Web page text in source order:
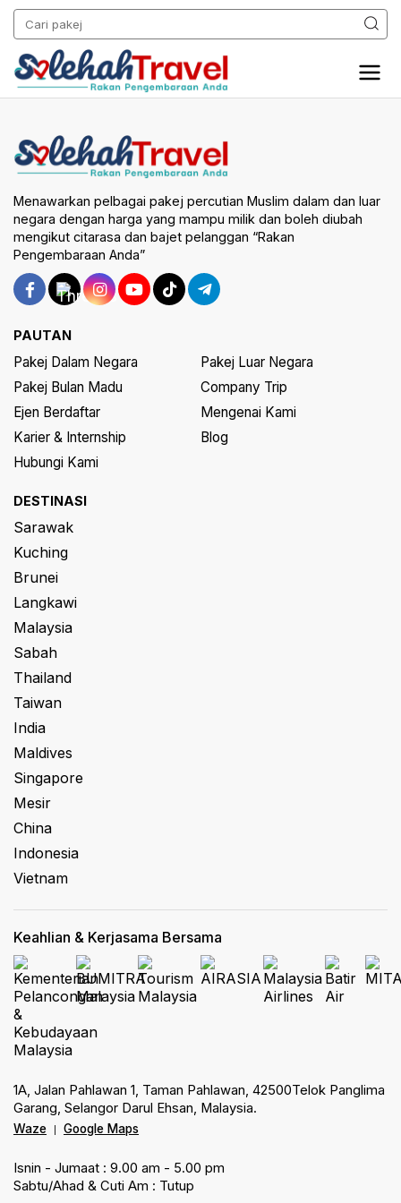
Menawarkan pelbagai pakej percutian Muslim dalam dan luar
negara dengan harga yang mampu milik dan boleh diubah
mengikut citarasa dan bajet pelanggan “Rakan
Pengembaraan Anda”
PAUTAN
Pakej Dalam Negara
Pakej Luar Negara
Pakej Bulan Madu
Company Trip
Ejen Berdaftar
Mengenai Kami
Karier & Internship
Blog
Hubungi Kami
DESTINASI
Sarawak
Kuching
Brunei
Langkawi
Malaysia
Sabah
Thailand
Taiwan
India
Maldives
Singapore
Mesir
China
Indonesia
Vietnam
Keahlian & Kerjasama Bersama
1A, Jalan Pahlawan 1, Taman Pahlawan, 42500Telok Panglima
Garang, Selangor Darul Ehsan, Malaysia.
Waze Google Maps
Isnin - Jumaat : 9.00 am - 5.00 pm
Sabtu/Ahad & Cuti Am : Tutup